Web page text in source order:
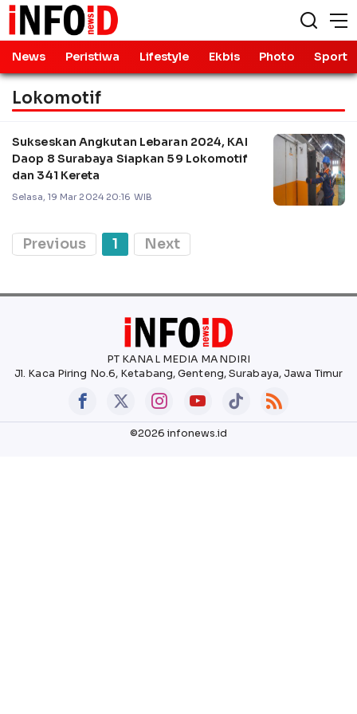
News Peristiwa Lifestyle Ekbis Photo Sport
Lokomotif
Sukseskan Angkutan Lebaran 2024, KAI
Daop 8 Surabaya Siapkan 59 Lokomotif
dan 341 Kereta
Selasa, 19 Mar 2024 20:16 WIB
Previous 1 Next
PT KANAL MEDIA MANDIRI
Jl. Kaca Piring No.6, Ketabang, Genteng, Surabaya, Jawa Timur
©2026 infonews.id